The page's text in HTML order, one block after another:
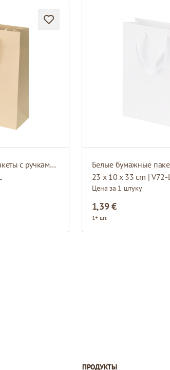
Бежевые бумажные пакеты с ручками из атласной ленты
23 x 10 x 33 cm | V72-L
Цена за 1 штуку
1,39 €
1+ шт.
ПРОДУКТЫ